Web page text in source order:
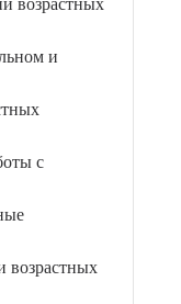
и
с
возрастных